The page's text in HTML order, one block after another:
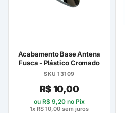
Acabamento Base Antena
Fusca - Plástico Cromado
SKU 13109
R$10,00
ou R$ 9,20 no Pix
1x R$ 10,00 sem juros